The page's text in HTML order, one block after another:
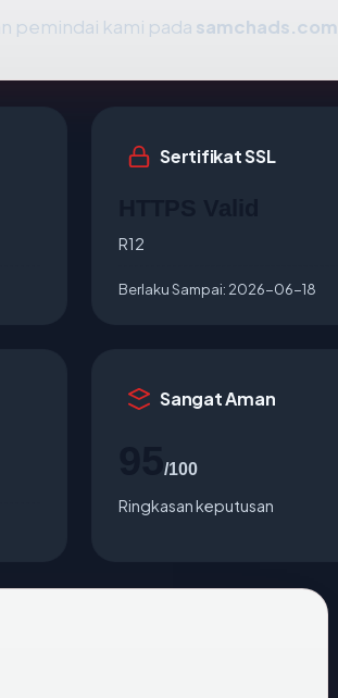
pemindai kami pada samchads.com
Sertifikat SSL
R12
Berlaku Sampai: 2026-06-18
Sangat Aman
/100
Ringkasan keputusan